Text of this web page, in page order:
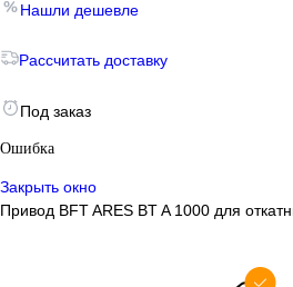
Нашли дешевле
Рассчитать доставку
Под заказ
Ошибка
Закрыть окно
Привод BFT ARES BT A 1000 для